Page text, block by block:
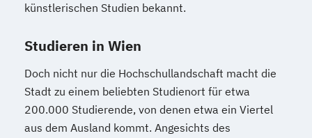
Katholische Fachtheologie
Klassische Archäologie
Klassische Philologie Koreanologie
Kultur und Gesellschaft des modernen
Südasien
Kultur- und Sozialanthropologie
künstlerischen Studien bekannt.
Studieren in Wien
Doch nicht nur die Hochschullandschaft macht die
Stadt zu einem beliebten Studienort für etwa
200.000 Studierende, von denen etwa ein Viertel
aus dem Ausland kommt. Angesichts des